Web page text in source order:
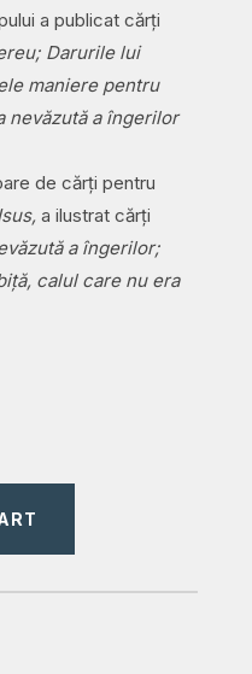
a publicat cărți
Darurile lui
maniere pentru
nevăzută a îngerilor
de cărți pentru
a ilustrat cărți
a îngerilor;
calul care nu era